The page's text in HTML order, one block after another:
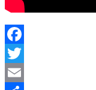
Facebook
Twitter